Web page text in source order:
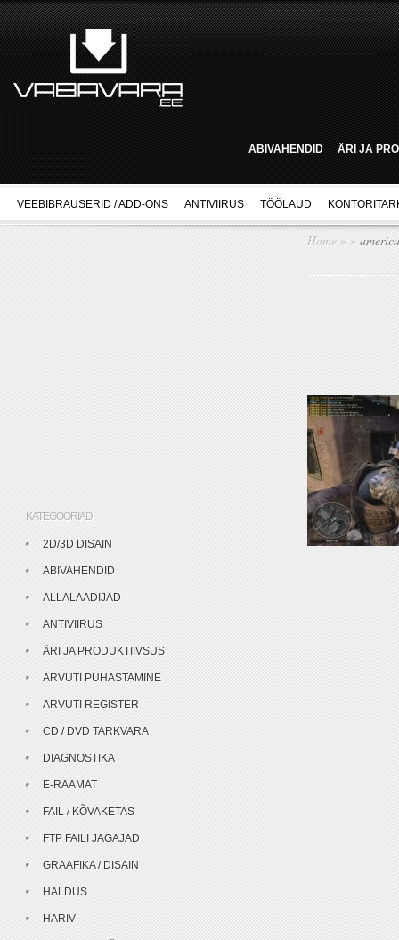
ABIVAHENDID ÄRI JA
VEEBIBRAUSERID / ADD-ONS ANTIVIIRUS TÖÖLAUD
Home » »
KATEGOORIAD
2D/3D DISAIN
ABIVAHENDID
ALLALAADIJAD
ANTIVIIRUS
ÄRI JA PRODUKTIIVSUS
ARVUTI PUHASTAMINE
ARVUTI REGISTER
CD / DVD TARKVARA
DIAGNOSTIKA
E-RAAMAT
FAIL / KÕVAKETAS
FTP FAILI JAGAJAD
GRAAFIKA / DISAIN
HALDUS
HARIV